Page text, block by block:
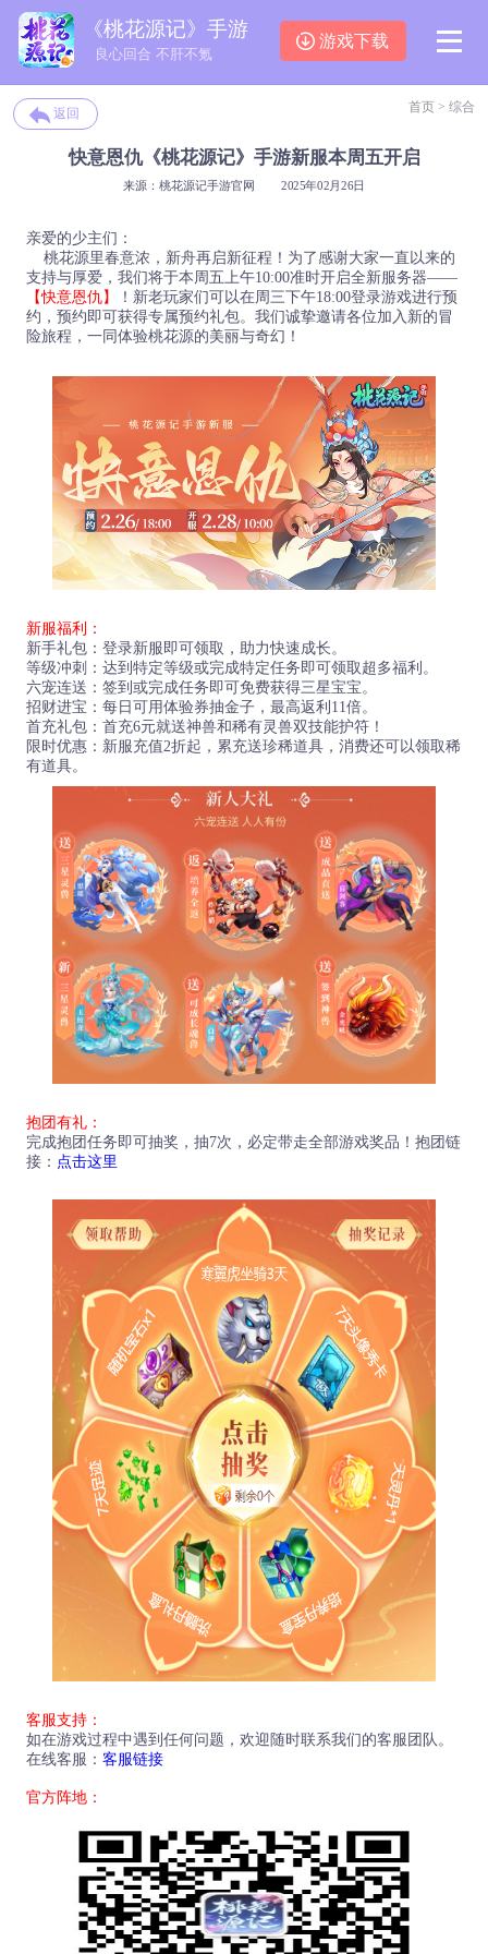
《桃花源记》手游
良心回合 不肝不氪
游戏下载
返回 首页 > 综合
快意恩仇《桃花源记》手游新服本周五开启
来源：桃花源记手游官网 2025年02月26日
亲爱的少主们：
桃花源里春意浓，新舟再启新征程！为了感谢大家一直以来的
支持与厚爱，我们将于本周五上午10:00准时开启全新服务器——
【快意恩仇】
！新老玩家们可以在周三下午18:00登录游戏进行预
约，预约即可获得专属预约礼包。我们诚挚邀请各位加入新的冒
险旅程，一同体验桃花源的美丽与奇幻！
新服福利：
新手礼包：登录新服即可领取，助力快速成长。
等级冲刺：达到特定等级或完成特定任务即可领取超多福利。
六宠连送：签到或完成任务即可免费获得三星宝宝。
招财进宝：每日可用体验券抽金子，最高返利11倍。
首充礼包：首充6元就送神兽和稀有灵兽双技能护符！
限时优惠：新服充值2折起，累充送珍稀道具，消费还可以领取稀
有道具。
抱团有礼：
完成抱团任务即可抽奖，抽7次，必定带走全部游戏奖品！抱团链
接： 点击这里
客服支持：
如在游戏过程中遇到任何问题，欢迎随时联系我们的客服团队。
在线客服： 客服链接
官方阵地：